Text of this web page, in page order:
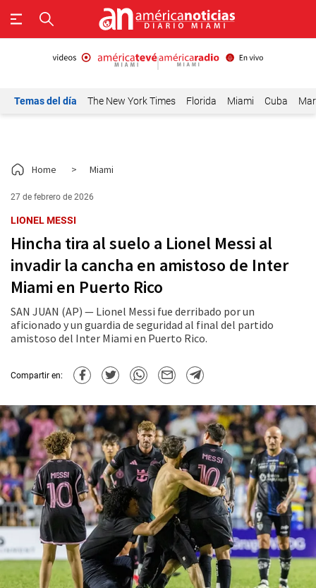
Temas del día The New York Times Florida Miami Cuba
Home > Miami
27 de febrero de 2026
LIONEL MESSI
Hincha tira al suelo a Lionel Messi al
invadir la cancha en amistoso de Inter
Miami en Puerto Rico
SAN JUAN (AP) — Lionel Messi fue derribado por un
aficionado y un guardia de seguridad al final del partido
amistoso del Inter Miami en Puerto Rico.
Compartir en: